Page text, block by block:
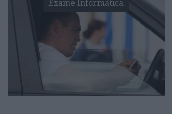
Exame Informática